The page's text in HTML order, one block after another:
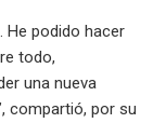
He podido hacer
todo,
una nueva
compartió, por su